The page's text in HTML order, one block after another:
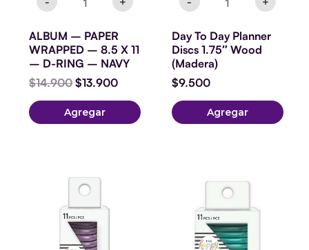
NAVY
ALBUM – PAPER
WRAPPED – 8.5 X 11
– D-RING – NAVY
$14.900 $13.900
Agregar
Day To Day Planner
Discs 1.75″ Wood
(Madera)
$9.500
Agregar
Disco
Metalicos
Pequeños
Lila
cantidad
Metalicos
Clasicos
Calypso
cantidad